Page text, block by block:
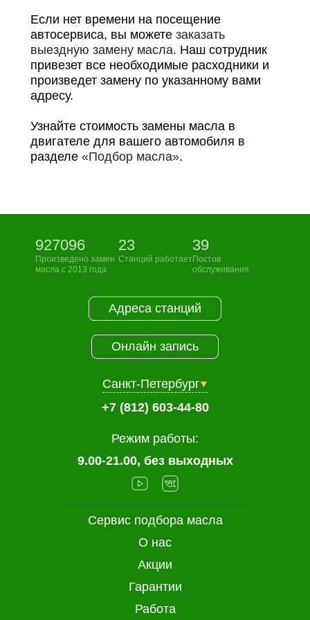
Если нет времени на посещение
автосервиса, вы можете заказать
выездную замену масла. Наш сотрудник
привезет все необходимые расходники и
произведет замену по указанному вами
адресу.
Узнайте стоимость замены масла в
двигателе для вашего автомобиля в
разделе «Подбор масла».
927096
Произведено замен
масла с 2013 года
23
Станций работает
39
Постов
обслуживания
Сервис подбора масла
О нас
Акции
Гарантии
Работа
Адреса станций
Онлайн запись
Санкт-Петербург
+7 (812) 603-44-80
Режим работы:
9.00-21.00, без выходных